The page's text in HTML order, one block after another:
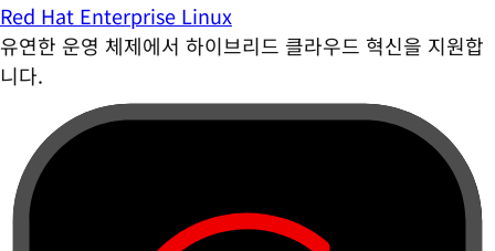
Red Hat Enterprise Linux
유연한 운영 체제에서 하이브리드 클라우드 혁신을 지원합
니다.